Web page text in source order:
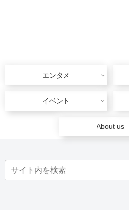
エンタメ
イベント
About us